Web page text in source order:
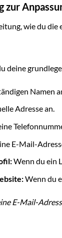
wie du
deine
Namen
Adresse an.
E-Mail-
Wenn du ein
Wenn du
E-Mail-